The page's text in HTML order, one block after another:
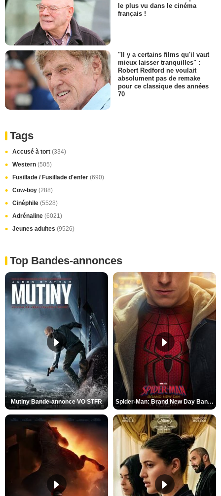
le plus vu dans le cinéma
français !
"Il y a certains films qu'il vaut
mieux laisser tranquilles" :
Robert Redford ne voulait
absolument pas de remake
pour ce classique des années
70
Tags
Accusé à tort (334)
Western (505)
Fusillade / Fusillade d'enfer (690)
Cow-boy (288)
Cinéphile (5528)
Adrénaline (6021)
Jeunes adultes (9526)
Top Bandes-annonces
Mutiny Bande-annonce VO STFR Spider-Man: Brand New Day Bande-annonce VO STFR